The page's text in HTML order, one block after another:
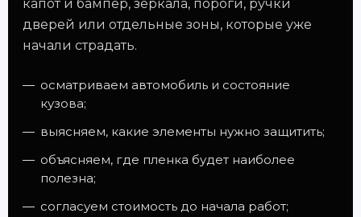
капот и бампер, зеркала, пороги, ручки
дверей или отдельные зоны, которые уже
начали страдать.
осматриваем автомобиль и состояние
кузова;
выясняем, какие элементы нужно защитить;
объясняем, где пленка будет наиболее
полезна;
согласуем стоимость до начала работ;